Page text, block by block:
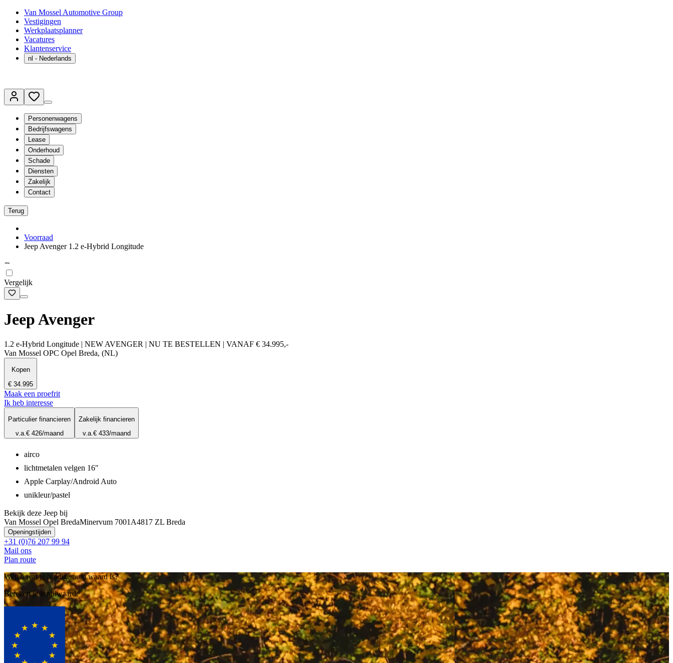
Van Mossel Automotive Group
Vestigingen
Werkplaatsplanner
Vacatures
Klantenservice
nl - Nederlands
Personenwagens
Bedrijfswagens
Lease
Onderhoud
Schade
Diensten
Zakelijk
Contact
Terug
Voorraad
Jeep Avenger 1.2 e-Hybrid Longitude
Vergelijk
Jeep Avenger
1.2 e-Hybrid Longitude | NEW AVENGER | NU TE BESTELLEN | VANAF € 34.995,-
Van Mossel OPC Opel Breda, (NL)
Kopen
€ 34.995
Maak een proefrit
Ik heb interesse
Particulier financieren
v.a.€ 426/maand
Zakelijk financieren
v.a.€ 433/maand
airco
lichtmetalen velgen 16"
Apple Carplay/Android Auto
unikleur/pastel
Bekijk deze Jeep bij
Van Mossel Opel BredaMinervum 7001A4817 ZL Breda
Openingstijden
+31 (0)76 207 99 94
Mail ons
Plan route
Weten wat je huidige auto waard is?
Bereken je inruilwaarde